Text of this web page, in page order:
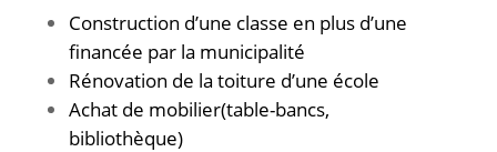
Construction d’une classe en plus d’une
financée par la municipalité
Rénovation de la toiture d’une école
Achat de mobilier(table-bancs,
bibliothèque)